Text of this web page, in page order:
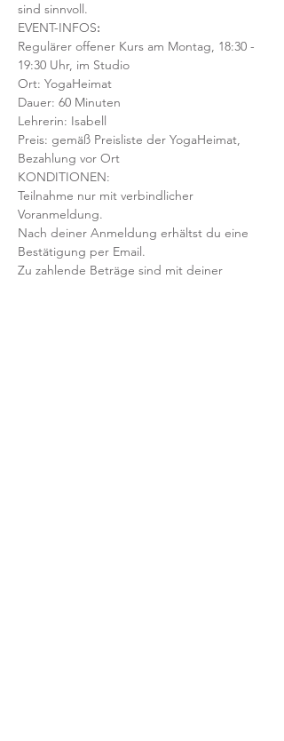
sind sinnvoll.
EVENT-INFOS:
Regulärer offener Kurs am Montag, 18:30 -
19:30 Uhr, im Studio
Ort: YogaHeimat
Dauer: 60 Minuten
Lehrerin: Isabell
Preis: gemäß Preisliste der YogaHeimat,
Bezahlung vor Ort
KONDITIONEN:
Teilnahme nur mit verbindlicher
Voranmeldung.
Nach deiner Anmeldung erhältst du eine
Bestätigung per Email.
Zu zahlende Beträge sind mit deiner